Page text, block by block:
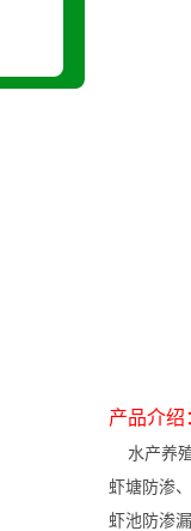
产品介绍
水产养殖
虾塘防渗
虾池防渗